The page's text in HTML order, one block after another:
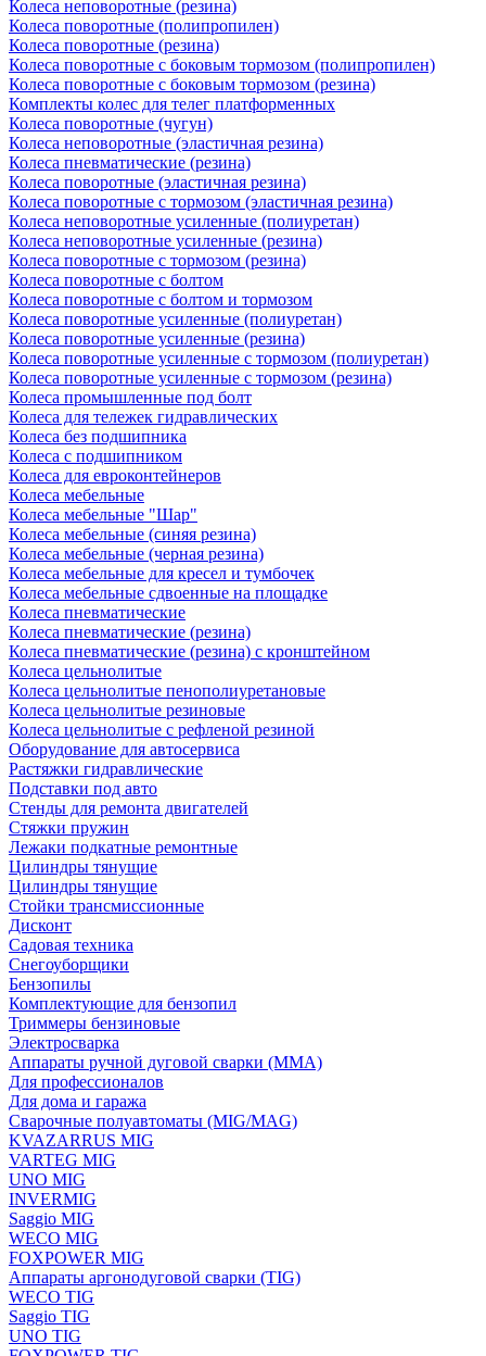
Колеса неповоротные (резина)
Колеса поворотные (полипропилен)
Колеса поворотные (резина)
Колеса поворотные c боковым тормозом (полипропилен)
Колеса поворотные c боковым тормозом (резина)
Комплекты колес для телег платформенных
Колеса поворотные (чугун)
Колеса неповоротные (эластичная резина)
Колеса пневматические (резина)
Колеса поворотные (эластичная резина)
Колеса поворотные c тормозом (эластичная резина)
Колеса неповоротные усиленные (полиуретан)
Колеса неповоротные усиленные (резина)
Колеса поворотные c тормозом (резина)
Колеса поворотные с болтом
Колеса поворотные с болтом и тормозом
Колеса поворотные усиленные (полиуретан)
Колеса поворотные усиленные (резина)
Колеса поворотные усиленные с тормозом (полиуретан)
Колеса поворотные усиленные с тормозом (резина)
Колеса промышленные под болт
Колеса для тележек гидравлических
Колеса без подшипника
Колеса с подшипником
Колеса для евроконтейнеров
Колеса мебельные
Колеса мебельные "Шар"
Колеса мебельные (синяя резина)
Колеса мебельные (черная резина)
Колеса мебельные для кресел и тумбочек
Колеса мебельные сдвоенные на площадке
Колеса пневматические
Колеса пневматические (резина)
Колеса пневматические (резина) с кронштейном
Колеса цельнолитые
Колеса цельнолитые пенополиуретановые
Колеса цельнолитые резиновые
Колеса цельнолитые с рефленой резиной
Оборудование для автосервиса
Растяжки гидравлические
Подставки под авто
Стенды для ремонта двигателей
Стяжки пружин
Лежаки подкатные ремонтные
Цилиндры тянущие
Цилиндры тянущие
Стойки трансмиссионные
Дисконт
Садовая техника
Снегоуборщики
Бензопилы
Комплектующие для бензопил
Триммеры бензиновые
Электросварка
Аппараты ручной дуговой сварки (MMA)
Для профессионалов
Для дома и гаража
Сварочные полуавтоматы (MIG/MAG)
KVAZARRUS MIG
VARTEG MIG
UNO MIG
INVERMIG
Saggio MIG
WECO MIG
FOXPOWER MIG
Аппараты аргонодуговой сварки (TIG)
WECO TIG
Saggio TIG
UNO TIG